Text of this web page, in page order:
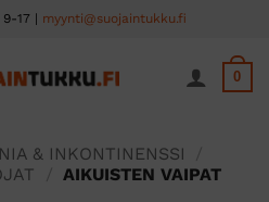
17 | myynti@suojaintukku.fi
0
& INKONTINENSSI
AIKUISTEN VAIPAT